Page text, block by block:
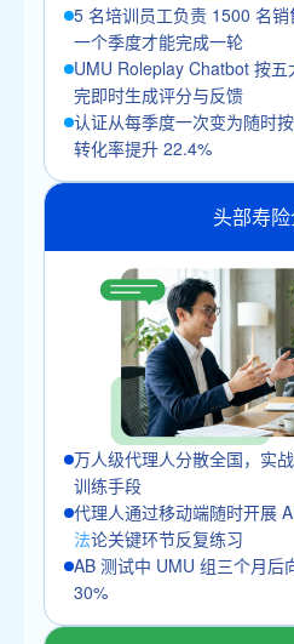
5 名培训员工负责 1500 名
一个季度才能完成一轮
UMU Roleplay Chatbot 按
完即时生成评分与反馈
认证从每季度一次变为随时
转化率提升 22.4%
头部寿
万人级代理人分散全国，实
训练手段
代理人通过移动端随时开展
法论关键环节反复练习
AB 测试中 UMU 组三个月后
30%